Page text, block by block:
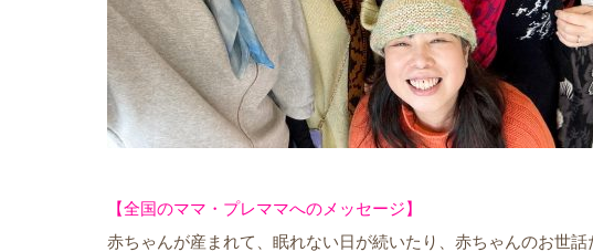
【全国のママ・プレママへのメッセージ】
赤ちゃんが産まれて、眠れない日が続いたり、赤ちゃんのお世